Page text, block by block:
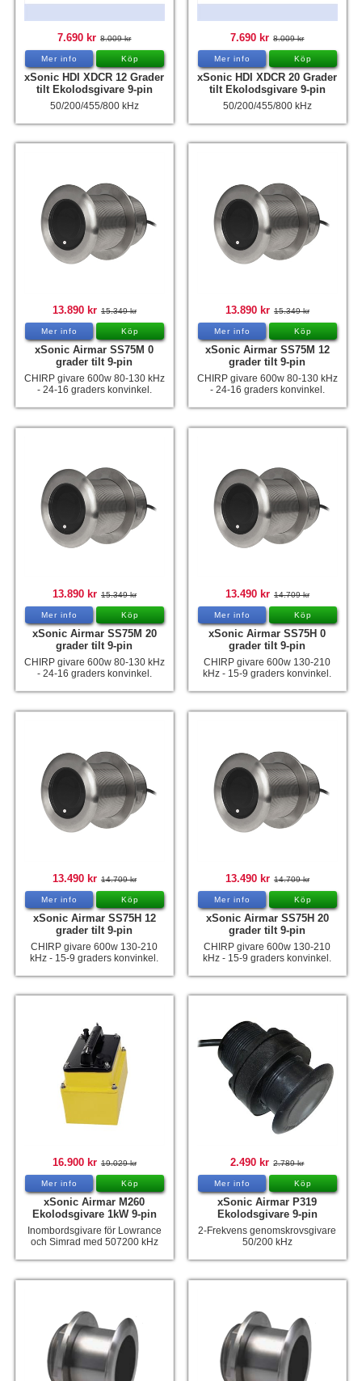
7.690 kr 8.009 kr
Mer info Köp
xSonic HDI XDCR 12 Grader
tilt Ekolodsgivare 9-pin
50/200/455/800 kHz
7.690 kr 8.009 kr
Mer info Köp
xSonic HDI XDCR 20 Grader
tilt Ekolodsgivare 9-pin
50/200/455/800 kHz
13.890 kr 15.349 kr
Mer info Köp
xSonic Airmar SS75M 0
grader tilt 9-pin
CHIRP givare 600w 80-130 kHz
- 24-16 graders konvinkel.
13.890 kr 15.349 kr
Mer info Köp
xSonic Airmar SS75M 12
grader tilt 9-pin
CHIRP givare 600w 80-130 kHz
- 24-16 graders konvinkel.
13.890 kr 15.349 kr
Mer info Köp
xSonic Airmar SS75M 20
grader tilt 9-pin
CHIRP givare 600w 80-130 kHz
- 24-16 graders konvinkel.
13.490 kr 14.709 kr
Mer info Köp
xSonic Airmar SS75H 0
grader tilt 9-pin
CHIRP givare 600w 130-210
kHz - 15-9 graders konvinkel.
13.490 kr 14.709 kr
Mer info Köp
xSonic Airmar SS75H 12
grader tilt 9-pin
CHIRP givare 600w 130-210
kHz - 15-9 graders konvinkel.
13.490 kr 14.709 kr
Mer info Köp
xSonic Airmar SS75H 20
grader tilt 9-pin
CHIRP givare 600w 130-210
kHz - 15-9 graders konvinkel.
16.900 kr 19.029 kr
Mer info Köp
xSonic Airmar M260
Ekolodsgivare 1kW 9-pin
Inombordsgivare för Lowrance
och Simrad med 507200 kHz
2.490 kr 2.789 kr
Mer info Köp
xSonic Airmar P319
Ekolodsgivare 9-pin
2-Frekvens genomskrovsgivare
50/200 kHz